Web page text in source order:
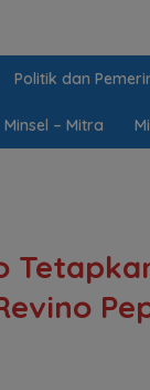
Politik dan
Minsel – Mitra